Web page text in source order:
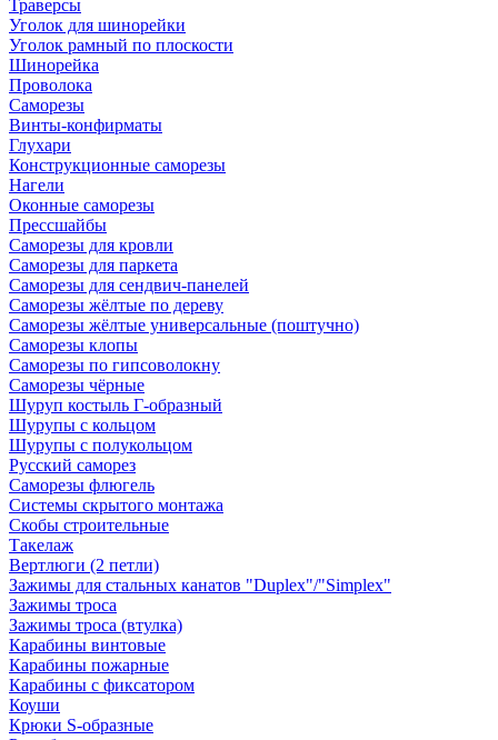
Траверсы
Уголок для шинорейки
Уголок рамный по плоскости
Шинорейка
Проволока
Саморезы
Винты-конфирматы
Глухари
Конструкционные саморезы
Нагели
Оконные саморезы
Прессшайбы
Саморезы для кровли
Саморезы для паркета
Саморезы для сендвич-панелей
Саморезы жёлтые по дереву
Саморезы жёлтые универсальные (поштучно)
Саморезы клопы
Саморезы по гипсоволокну
Саморезы чёрные
Шуруп костыль Г-образный
Шурупы с кольцом
Шурупы с полукольцом
Русский саморез
Саморезы флюгель
Системы скрытого монтажа
Скобы строительные
Такелаж
Вертлюги (2 петли)
Зажимы для стальных канатов "Duplex"/"Simplex"
Зажимы троса
Зажимы троса (втулка)
Карабины винтовые
Карабины пожарные
Карабины с фиксатором
Коуши
Крюки S-образные